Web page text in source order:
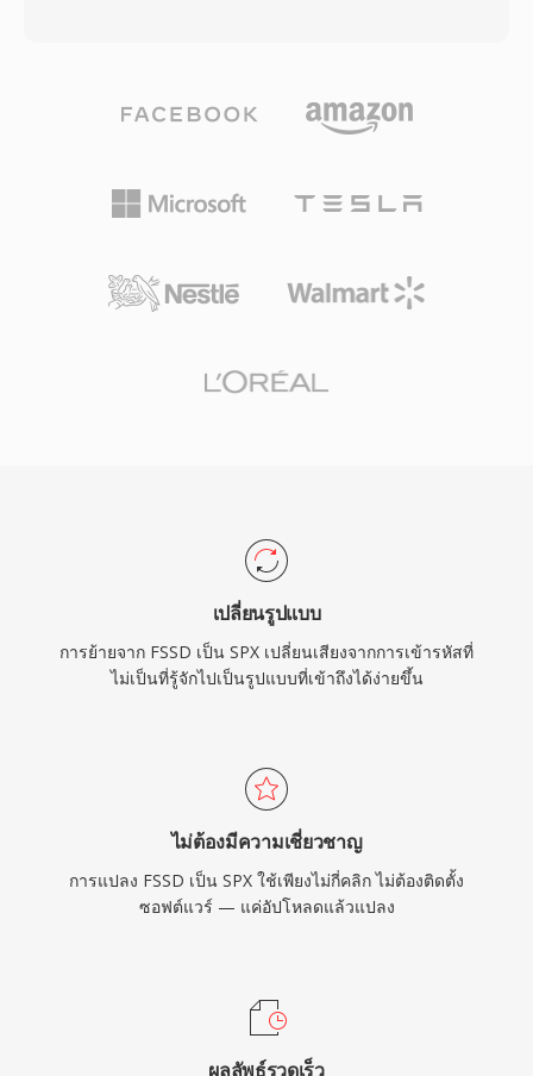
วิเคราะห์ — ไม่มีค่าใช้จ่ายจากคอนเทนเนอร์ ข้อมูล
เสียงเริ่มต้นที่ไบต์ศูนย์และอ่านได้ด้วยเครื่องมือใด
ทางประวัติศาสตร์ของรูปแบบยังมีความเกี่ยวข้องใน
การบันทึก FSSD เป็นคอนเทนเนอร์สมัยใหม่อย่าง
WAV รักษาเนื้อหาเสียงต้นฉบับได้โดยไม่สูญเสีย
เข้าไป ไม่จำเป็นต้องแปลงรหัสใด ๆ
แบนด์แคบที่ 8 kHz แบนด์กว้างที่ 16 kHz และ
บิตเรตแปรผันที่ปรับตัวแบบเรียลไทม์ตามความซับ
ซ้อนของเสียงพูด ข้อดีที่โดดเด่นคือลักษณะที่ปลอด
พัฒนาฝังไว้ในผลิตภัณฑ์ทั้งเชิงพาณิชย์และโอเพน
ขยายอัตโนมัติ — ฟีเจอร์ที่โคเดกคู่แข่งมักมอบ
ใช้ทรัพยากรน้อยยังคงมีคุณค่า
เปลี่ยนรูปแบบ
การย้ายจาก FSSD เป็น SPX เปลี่ยนเสียงจากการเข้ารหัสที่
ไม่เป็นที่รู้จักไปเป็นรูปแบบที่เข้าถึงได้ง่ายขึ้น
ไม่ต้องมีความเชี่ยวชาญ
การแปลง FSSD เป็น SPX ใช้เพียงไม่กี่คลิก ไม่ต้องติดตั้ง
ซอฟต์แวร์ — แค่อัปโหลดแล้วแปลง
ผลลัพธ์รวดเร็ว